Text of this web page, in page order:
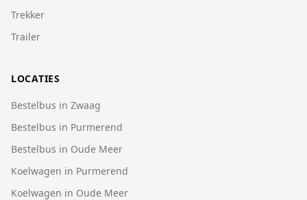
Trekker
Trailer
LOCATIES
Bestelbus in Zwaag
Bestelbus in Purmerend
Bestelbus in Oude Meer
Koelwagen in Purmerend
Koelwagen in Oude Meer